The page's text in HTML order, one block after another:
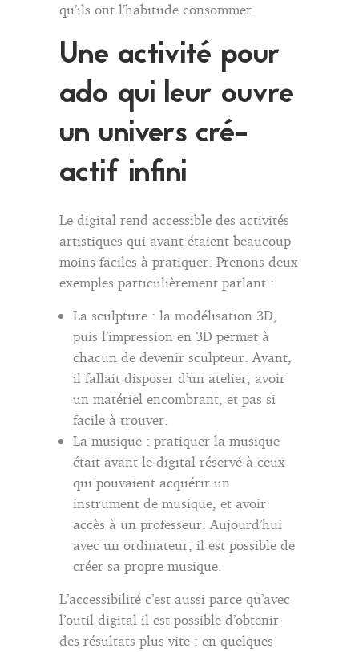
qu’ils ont l’habitude consommer.
Une activité pour
ado qui leur ouvre
un univers cré-
actif infini
Le digital rend accessible des activités
artistiques qui avant étaient beaucoup
moins faciles à pratiquer. Prenons deux
exemples particulièrement parlant :
La sculpture : la modélisation 3D,
puis l’impression en 3D permet à
chacun de devenir sculpteur. Avant,
il fallait disposer d’un atelier, avoir
un matériel encombrant, et pas si
facile à trouver.
La musique : pratiquer la musique
était avant le digital réservé à ceux
qui pouvaient acquérir un
instrument de musique, et avoir
accès à un professeur. Aujourd’hui
avec un ordinateur, il est possible de
créer sa propre musique.
L’accessibilité c’est aussi parce qu’avec
l’outil digital il est possible d’obtenir
des résultats plus vite : en quelques